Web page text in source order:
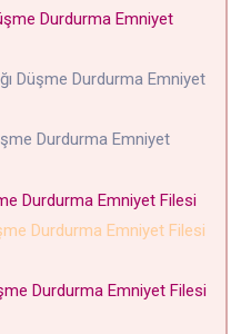
Durdurma Emniyet
Düşme Durdurma Emniyet
Durdurma Emniyet
Durdurma Emniyet Filesi
Durdurma Emniyet Filesi
Durdurma Emniyet Filesi